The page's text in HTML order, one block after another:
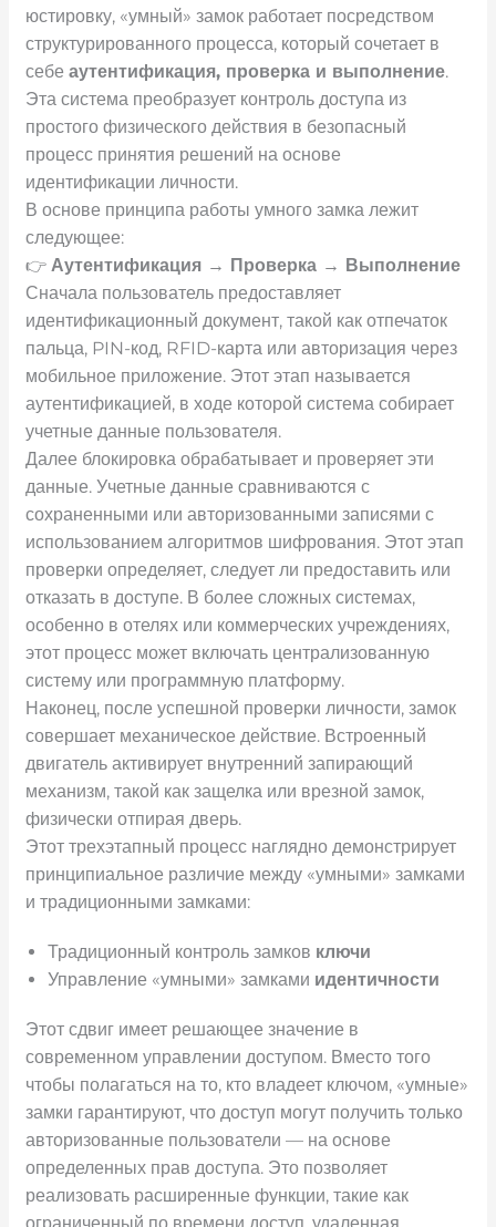
юстировку, «умный» замок работает посредством
структурированного процесса, который сочетает в
себеаутентификация, проверка и выполнение.
Эта система преобразует контроль доступа из
простого физического действия в безопасный
процесс принятия решений на основе
идентификации личности.
В основе принципа работы умного замка лежит
следующее:
👉 Аутентификация → Проверка → Выполнение
Сначала пользователь предоставляет
идентификационный документ, такой как отпечаток
пальца, PIN-код, RFID-карта или авторизация через
мобильное приложение. Этот этап называется
аутентификацией, в ходе которой система собирает
учетные данные пользователя.
Далее блокировка обрабатывает и проверяет эти
данные. Учетные данные сравниваются с
сохраненными или авторизованными записями с
использованием алгоритмов шифрования. Этот этап
проверки определяет, следует ли предоставить или
отказать в доступе. В более сложных системах,
особенно в отелях или коммерческих учреждениях,
этот процесс может включать централизованную
систему или программную платформу.
Наконец, после успешной проверки личности, замок
совершает механическое действие. Встроенный
двигатель активирует внутренний запирающий
механизм, такой как защелка или врезной замок,
физически отпирая дверь.
Этот трехэтапный процесс наглядно демонстрирует
принципиальное различие между «умными» замками
и традиционными замками:
Традиционный контроль замков ключи
Управление «умными» замками идентичности
Этот сдвиг имеет решающее значение в
современном управлении доступом. Вместо того
чтобы полагаться на то, кто владеет ключом, «умные»
замки гарантируют, что доступ могут получить только
авторизованные пользователи — на основе
определенных прав доступа. Это позволяет
реализовать расширенные функции, такие как
ограниченный по времени доступ, удаленная